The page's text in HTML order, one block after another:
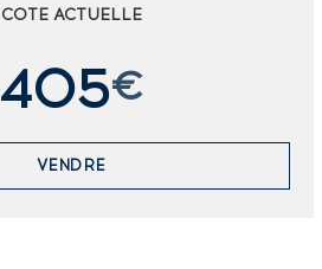
COTE ACTUELLE
405€
VENDRE